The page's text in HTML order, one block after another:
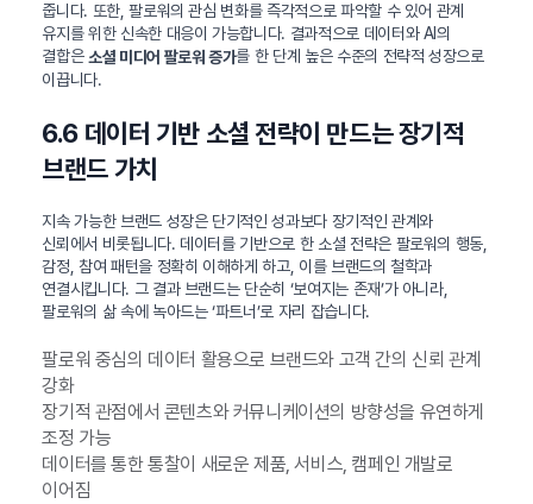
줍니다. 또한, 팔로워의 관심 변화를 즉각적으로 파악할 수 있어 관계
유지를 위한 신속한 대응이 가능합니다. 결과적으로 데이터와 AI의
결합은소셜 미디어 팔로워 증가를 한 단계 높은 수준의 전략적 성장으로
이끕니다.
6.6 데이터 기반 소셜 전략이 만드는 장기적
브랜드 가치
지속 가능한 브랜드 성장은 단기적인 성과보다 장기적인 관계와
신뢰에서 비롯됩니다. 데이터를 기반으로 한 소셜 전략은 팔로워의 행동,
감정, 참여 패턴을 정확히 이해하게 하고, 이를 브랜드의 철학과
연결시킵니다. 그 결과 브랜드는 단순히 ‘보여지는 존재’가 아니라,
팔로워의 삶 속에 녹아드는 ‘파트너’로 자리 잡습니다.
팔로워 중심의 데이터 활용으로 브랜드와 고객 간의 신뢰 관계
강화
장기적 관점에서 콘텐츠와 커뮤니케이션의 방향성을 유연하게
조정 가능
데이터를 통한 통찰이 새로운 제품, 서비스, 캠페인 개발로
이어짐